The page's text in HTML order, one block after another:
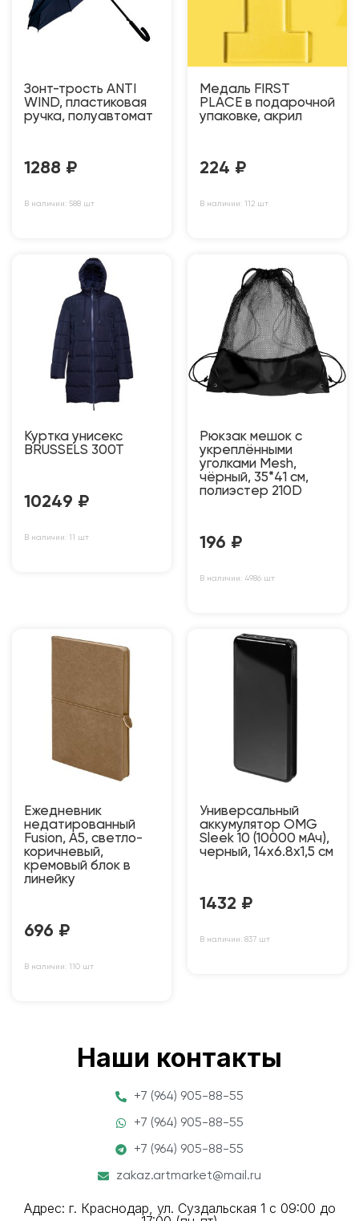
Зонт-трость ANTI
WIND, пластиковая
ручка, полуавтомат
1288 ₽
В наличии: 588 шт
Медаль FIRST
PLACE в подарочной
упаковке, акрил
224 ₽
В наличии: 112 шт
Куртка унисекс
BRUSSELS 300T
10249 ₽
В наличии: 11 шт
Рюкзак мешок с
укреплёнными
уголками Mesh,
чёрный, 35*41 см,
полиэстер 210D
196 ₽
В наличии: 4986 шт
Ежедневник
недатированный
Fusion, А5, светло-
коричневый,
кремовый блок в
линейку
696 ₽
В наличии: 110 шт
Универсальный
аккумулятор OMG
Sleek 10 (10000 мАч),
черный, 14х6.8х1,5 см
1432 ₽
В наличии: 837 шт
Наши контакты
+7 (964) 905-88-55
+7 (964) 905-88-55
+7 (964) 905-88-55
zakaz.artmarket@mail.ru
Адрес: г. Краснодар, ул. Суздальская 1 с 09:00 до